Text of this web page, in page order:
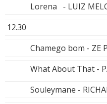
Lorena - LUIZ
12.30
Chamego bom - ZE
What About That -
Souleymane -